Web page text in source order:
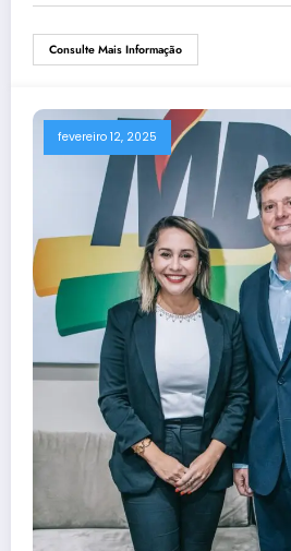
Consulte Mais Informação
fevereiro 12, 2025